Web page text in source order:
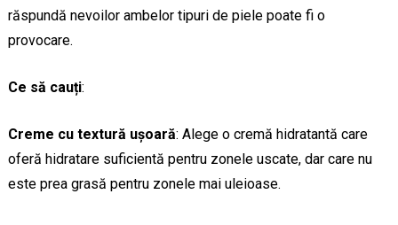
răspundă nevoilor ambelor tipuri de piele poate fi o
provocare.
Ce să cauți:
Creme cu textură ușoară: Alege o cremă hidratantă care
oferă hidratare suficientă pentru zonele uscate, dar care nu
este prea grasă pentru zonele mai uleioase.